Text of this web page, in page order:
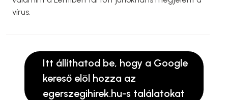
vírus.
Itt állíthatod be, hogy a Google
kereső elöl hozza az
egerszegihirek.hu-s találatokat